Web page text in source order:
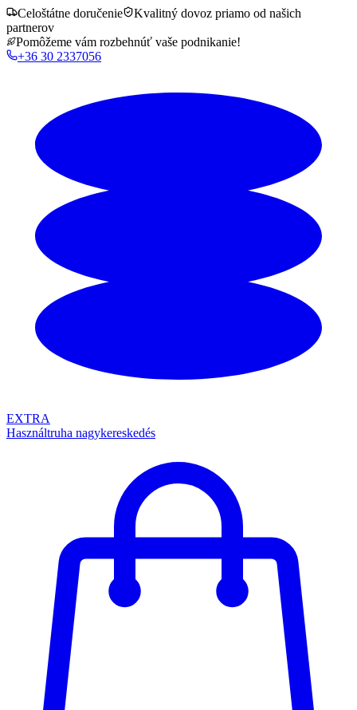
Celoštátne doručenie
Kvalitný dovoz priamo od našich
partnerov
Pomôžeme vám rozbehnúť vaše podnikanie!
+36 30 2337056
EXTRA
Használtruha nagykereskedés